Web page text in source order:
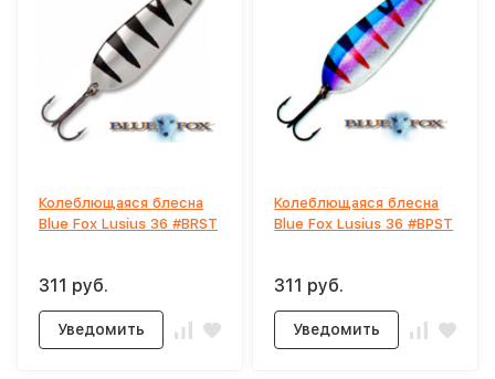
Колеблющаяся блесна
Blue Fox Lusius 36 #BRST
311 руб.
Уведомить
Колеблющаяся блесна
Blue Fox Lusius 36 #BPST
311 руб.
Уведомить